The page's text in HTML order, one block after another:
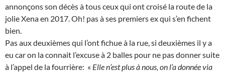
annonçons son décès à tous ceux qui ont croisé la route de la
jolie Xena en 2017. Oh! pas à ses premiers ex qui s’en fichent
bien.
Pas aux deuxièmes qui l’ont fichue à la rue, si deuxièmes il y a
eu car on la connait l’excuse à 2 balles pour ne pas donner suite
à l’appel de la fourrière: « Elle n’est plus à nous, on l’a donnée via